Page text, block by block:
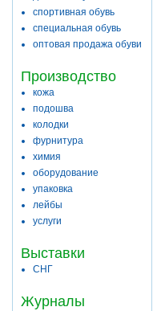
спортивная обувь
специальная обувь
оптовая продажа обуви
Производство
кожа
подошва
колодки
фурнитура
химия
оборудование
упаковка
лейбы
услуги
Выставки
СНГ
Журналы